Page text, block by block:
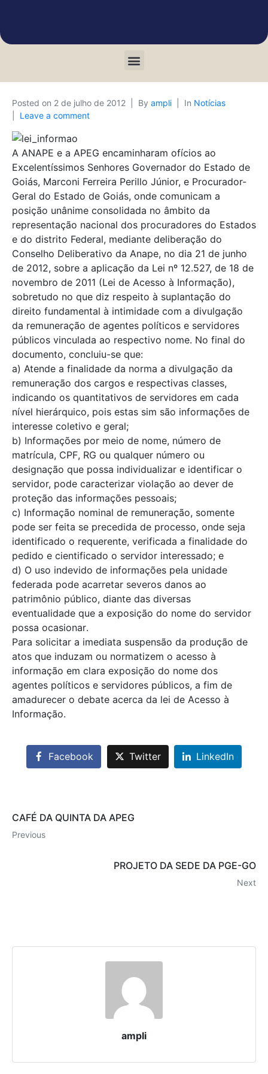
Posted on 2 de julho de 2012 By ampli In Notícias
Leave a comment
A ANAPE e a APEG encaminharam ofícios ao
Excelentíssimos Senhores Governador do Estado de
Goiás, Marconi Ferreira Perillo Júnior, e Procurador-
Geral do Estado de Goiás, onde comunicam a
posição unânime consolidada no âmbito da
representação nacional dos procuradores do Estados
e do distrito Federal, mediante deliberação do
Conselho Deliberativo da Anape, no dia 21 de junho
de 2012, sobre a aplicação da Lei nº 12.527, de 18 de
novembro de 2011 (Lei de Acesso à Informação),
sobretudo no que diz respeito à suplantação do
direito fundamental à intimidade com a divulgação
da remuneração de agentes políticos e servidores
públicos vinculada ao respectivo nome. No final do
documento, concluiu-se que:
a) Atende a finalidade da norma a divulgação da
remuneração dos cargos e respectivas classes,
indicando os quantitativos de servidores em cada
nível hierárquico, pois estas sim são informações de
interesse coletivo e geral;
b) Informações por meio de nome, número de
matrícula, CPF, RG ou qualquer número ou
designação que possa individualizar e identificar o
servidor, pode caracterizar violação ao dever de
proteção das informações pessoais;
c) Informação nominal de remuneração, somente
pode ser feita se precedida de processo, onde seja
identificado o requerente, verificada a finalidade do
pedido e cientificado o servidor interessado; e
d) O uso indevido de informações pela unidade
federada pode acarretar severos danos ao
patrimônio público, diante das diversas
eventualidade que a exposição do nome do servidor
possa ocasionar.
Para solicitar a imediata suspensão da produção de
atos que induzam ou normatizem o acesso à
informação em clara exposição do nome dos
agentes políticos e servidores públicos, a fim de
amadurecer o debate acerca da lei de Acesso à
Informação.
Facebook Twitter LinkedIn
CAFÉ DA QUINTA DA APEG
Previous
PROJETO DA SEDE DA PGE-GO
Next
ampli